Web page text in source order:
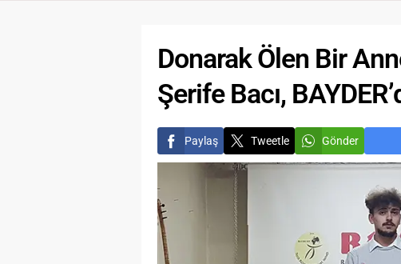
Donarak Ölen Bir
Şerife Bacı,
Paylaş Tweetle Gönder
Duyularla mı,
Öğreniriz?
Öğrenme,
toplumların
değişiminde